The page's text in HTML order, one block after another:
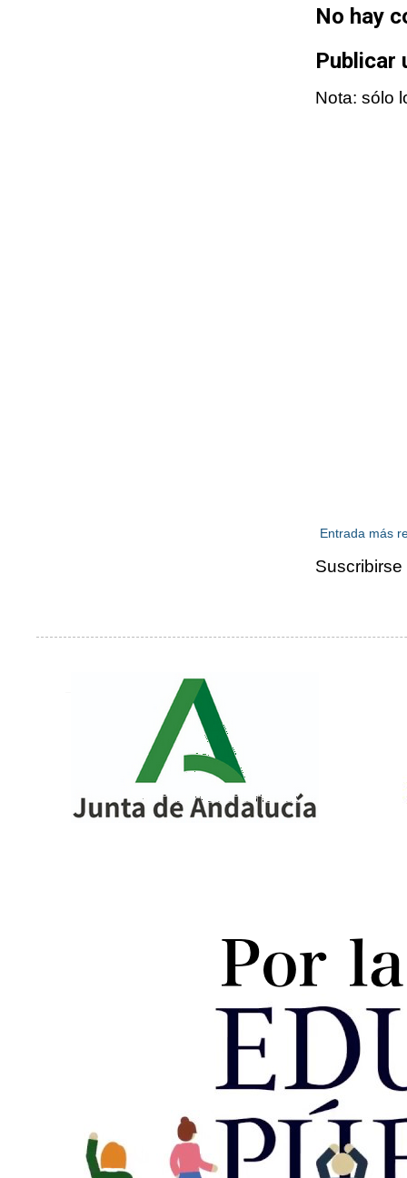
No hay
Publicar
Nota: sólo
Entrada más